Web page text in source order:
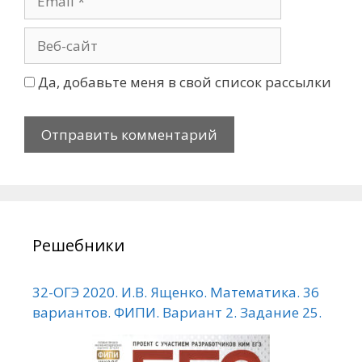
Да, добавьте меня в свой список рассылки
Решебники
32-ОГЭ 2020. И.В. Ященко. Математика. 36
вариантов. ФИПИ. Вариант 2. Задание 25.